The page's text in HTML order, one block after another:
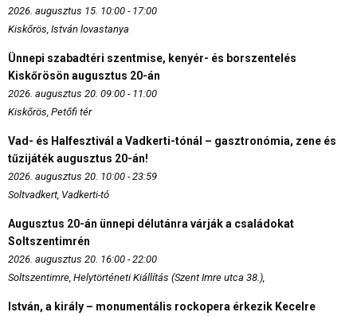
2026. augusztus 15. 10:00 - 17:00
Kiskőrös, István lovastanya
Ünnepi szabadtéri szentmise, kenyér- és borszentelés
Kiskőrösön augusztus 20-án
2026. augusztus 20. 09:00 - 11:00
Kiskőrös, Petőfi tér
Vad- és Halfesztivál a Vadkerti-tónál – gasztronómia, zene és
tűzijáték augusztus 20-án!
2026. augusztus 20. 10:00 - 23:59
Soltvadkert, Vadkerti-tó
Augusztus 20-án ünnepi délutánra várják a családokat
Soltszentimrén
2026. augusztus 20. 16:00 - 22:00
Soltszentimre, Helytörténeti Kiállítás (Szent Imre utca 38.),
István, a király – monumentális rockopera érkezik Kecelre